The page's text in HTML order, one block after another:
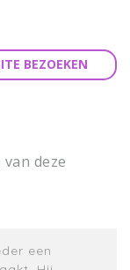
BEZOEKEN
deze
een